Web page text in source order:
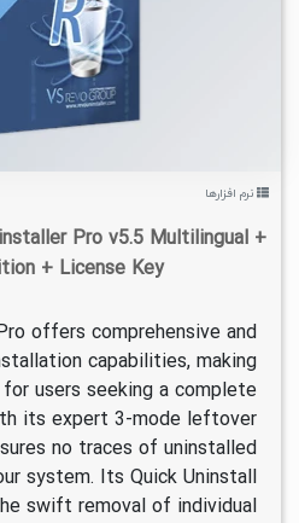
۲۶۰K ۱۴۰۵/۰۳/۱۰
نرم افزارها
Pro v5.5 Multilingual +
+ License Key
offers comprehensive and
capabilities, making
users seeking a complete
its expert 3-mode leftover
no traces of uninstalled
system. Its Quick Uninstall
swift removal of individual ...